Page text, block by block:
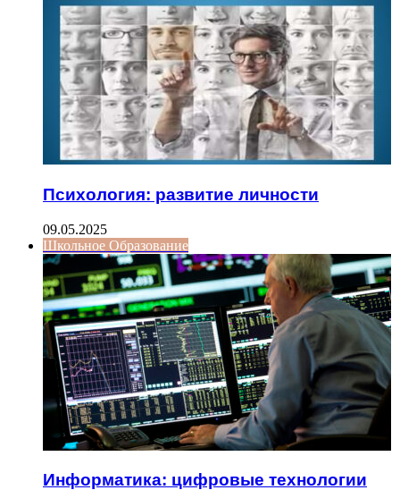
Психология: развитие личности
09.05.2025
Школьное Образование
Информатика: цифровые технологии